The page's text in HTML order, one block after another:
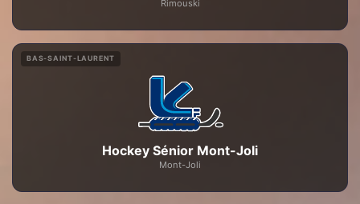
Rimouski
BAS-SAINT-LAURENT
Hockey Sénior Mont-Joli
Mont-Joli